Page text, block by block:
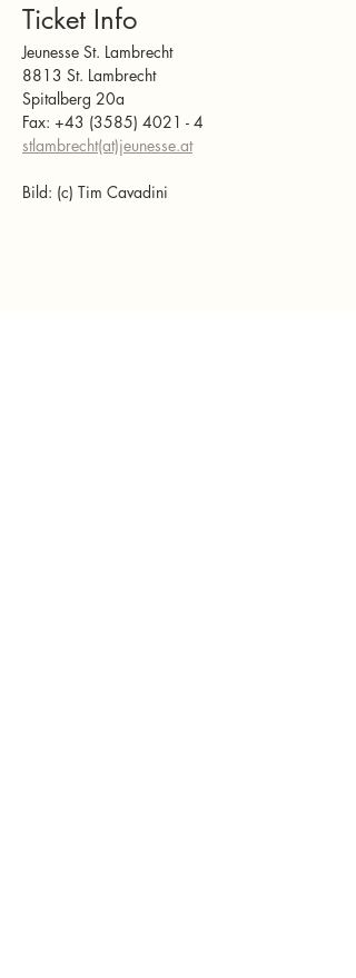
Ticket Info
Jeunesse St. Lambrecht
8813 St. Lambrecht
Spitalberg 20a
Fax: +43 (3585) 4021 - 4
stlambrecht(at)jeunesse.at
Bild: (c) Tim Cavadini